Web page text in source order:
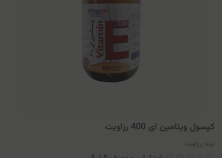
کپسول ویتامین ای 400 رزاویت
برند: رزاویت